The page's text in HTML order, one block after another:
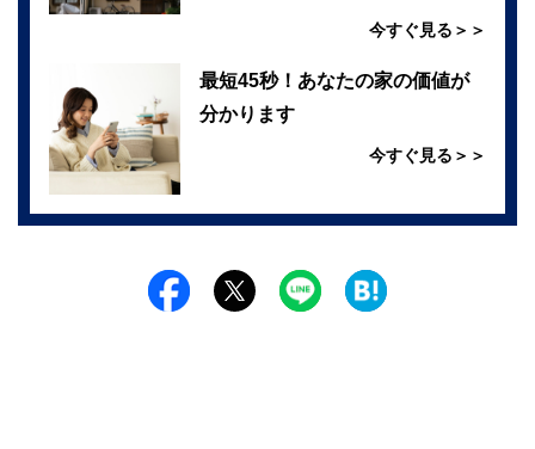
今すぐ見る＞＞
最短45秒！あなたの家の価値が
分かります
今すぐ見る＞＞